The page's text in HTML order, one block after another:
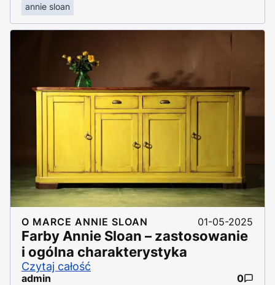
annie sloan
O MARCE ANNIE SLOAN 01-05-2025
Farby Annie Sloan – zastosowanie
i ogólna charakterystyka
Czytaj całość
admin 0